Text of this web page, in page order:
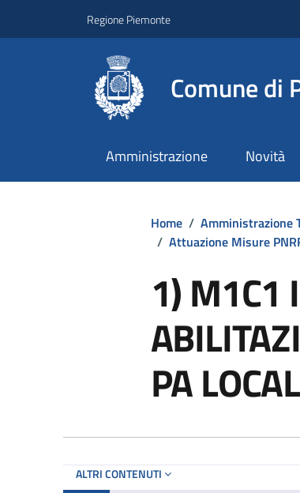
Regione Piemonte
Comune di
Amministrazione Novità
Home / Amministrazione
/ Attuazione Misure
1)
PA
ALTRI CONTENUTI